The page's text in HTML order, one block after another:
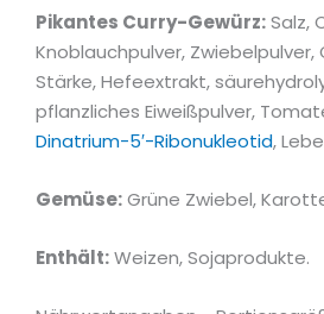
Pikantes Curry-Gewürz:Salz,
Knoblauchpulver, Zwiebelpulver,
Stärke, Hefeextrakt,
pflanzliches Eiweißpulver,
Dinatrium-5′-Ribonukleotid,
Gemüse:Grüne Zwiebel,
Enthält:Weizen, Sojaprodukte.